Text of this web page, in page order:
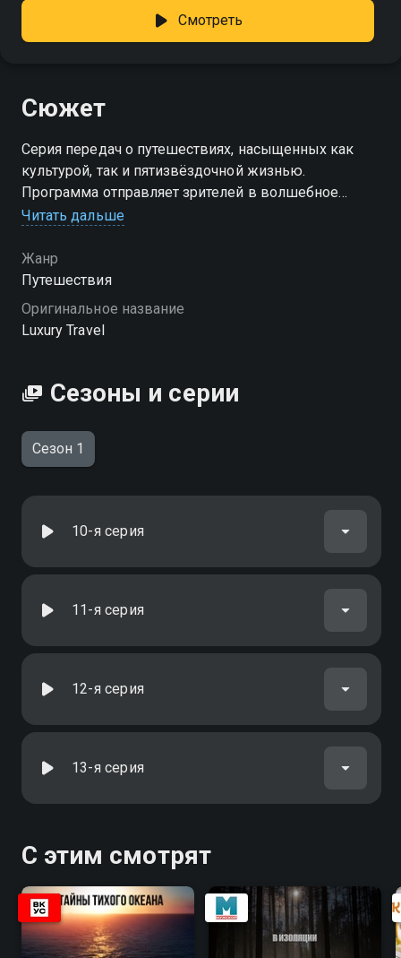
Смотреть
Сюжет
Серия передач о путешествиях, насыщенных как
культурой, так и пятизвёздочной жизнью.
Программа отправляет зрителей в волшебное
путешествие по всему миру к лучшим и самым
Посмотреть онлайн 1 сезон сериала Роскошные
путешествия вы можете совершенно бесплатно в
хорошем HD качестве на Смотрёшке
Читать дальше
Жанр
Путешествия
Оригинальное название
Luxury Travel
Сезоны и серии
Сезон 1
10-я серия
11-я серия
12-я серия
13-я серия
С этим смотрят